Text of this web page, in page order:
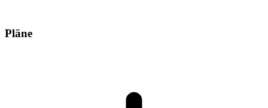
Pläne